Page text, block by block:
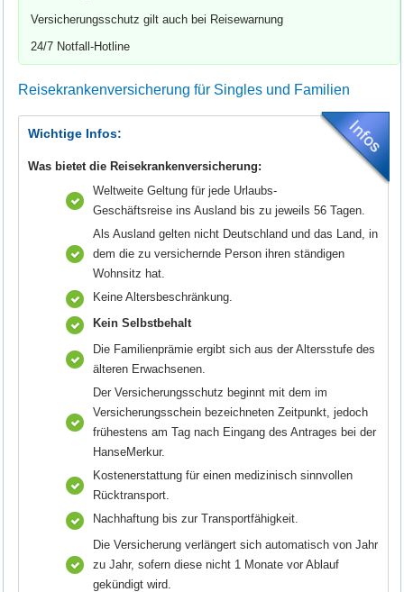
Versicherungsschutz gilt auch bei Reisewarnung
24/7 Notfall-Hotline
Reisekrankenversicherung für Singles und Familien
Wichtige Infos:
Was bietet die Reisekrankenversicherung:
Weltweite Geltung für jede Urlaubs-
Geschäftsreise ins Ausland bis zu jeweils 56 Tagen.
Als Ausland gelten nicht Deutschland und das Land, in
dem die zu versichernde Person ihren ständigen
Wohnsitz hat.
Keine Altersbeschränkung.
Kein Selbstbehalt
Die Familienprämie ergibt sich aus der Altersstufe des
älteren Erwachsenen.
Der Versicherungsschutz beginnt mit dem im
Versicherungsschein bezeichneten Zeitpunkt, jedoch
frühestens am Tag nach Eingang des Antrages bei der
HanseMerkur.
Kostenerstattung für einen medizinisch sinnvollen
Rücktransport.
Nachhaftung bis zur Transportfähigkeit.
Die Versicherung verlängert sich automatisch von Jahr
zu Jahr, sofern diese nicht 1 Monate vor Ablauf
gekündigt wird.